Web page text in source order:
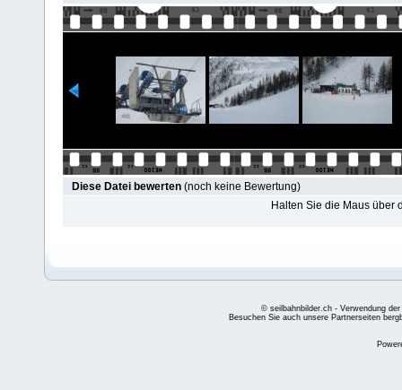
Diese Datei bewerten (noch keine Bewertung)
Halten Sie die Maus über
© seilbahnbilder.ch - Verwendung
Besuchen Sie auch unsere Partnerseiten